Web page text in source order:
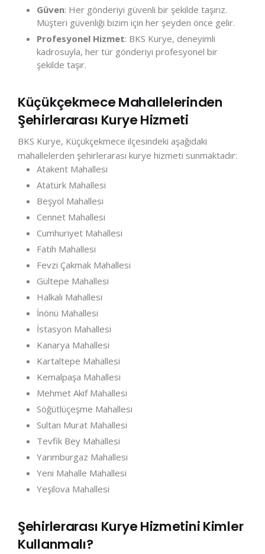
Güven: Her gönderiyi güvenli bir şekilde taşırız.
Müşteri güvenliği bizim için her şeyden önce gelir.
Profesyonel Hizmet: BKS Kurye, deneyimli
kadrosuyla, her tür gönderiyi profesyonel bir
şekilde taşır.
Küçükçekmece Mahallelerinden
Şehirlerarası Kurye Hizmeti
BKS Kurye, Küçükçekmece ilçesindeki aşağıdaki
mahallelerden şehirlerarası kurye hizmeti sunmaktadır:
Atakent Mahallesi
Atatürk Mahallesi
Beşyol Mahallesi
Cennet Mahallesi
Cumhuriyet Mahallesi
Fatih Mahallesi
Fevzi Çakmak Mahallesi
Gültepe Mahallesi
Halkalı Mahallesi
İnönü Mahallesi
İstasyon Mahallesi
Kanarya Mahallesi
Kartaltepe Mahallesi
Kemalpaşa Mahallesi
Mehmet Akif Mahallesi
Söğütlüçeşme Mahallesi
Sultan Murat Mahallesi
Tevfik Bey Mahallesi
Yarımburgaz Mahallesi
Yeni Mahalle Mahallesi
Yeşilova Mahallesi
Şehirlerarası Kurye Hizmetini Kimler
Kullanmalı?